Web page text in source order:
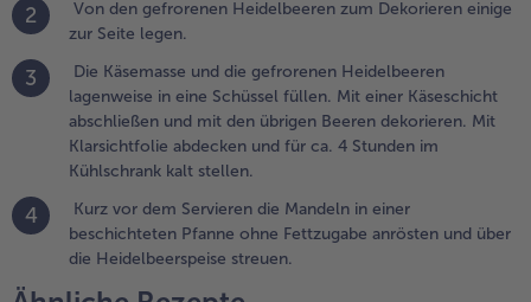
für ca. 4
im
stellen.
vor dem
2
Von den gefrorenen Heidelbeeren zum Dekorieren einige
zur Seite legen.
3
Die Käsemasse und die gefrorenen Heidelbeeren
lagenweise in eine Schüssel füllen. Mit einer Käseschicht
abschließen und mit den übrigen Beeren dekorieren. Mit
Klarsichtfolie abdecken und für ca. 4 Stunden im
Kühlschrank kalt stellen.
4
Kurz vor dem Servieren die Mandeln in einer
beschichteten Pfanne ohne Fettzugabe anrösten und über
die Heidelbeerspeise streuen.